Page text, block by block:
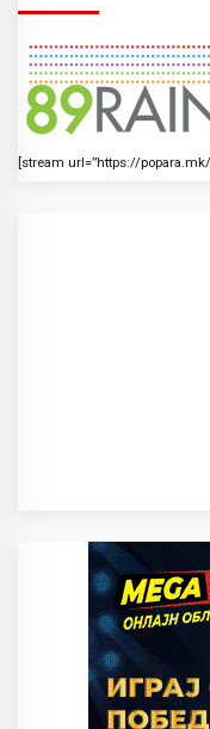
[stream url=”https://